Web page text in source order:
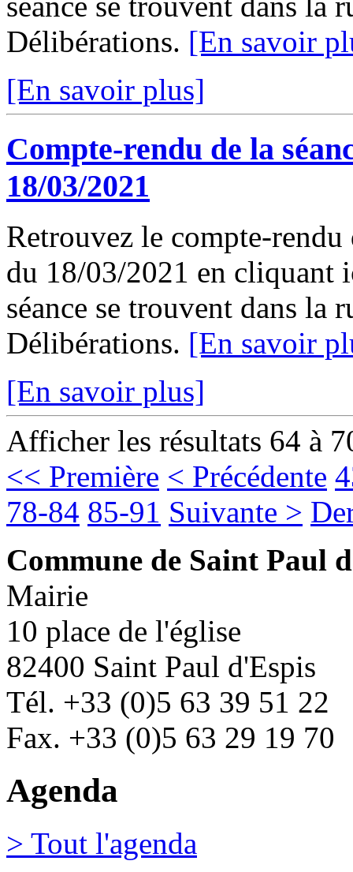
Délibérations. [En savoir
[En savoir plus]
Compte-rendu de la
18/03/2021
Retrouvez le compte-
du 18/03/2021 en cliquant
séance se trouvent dans
Délibérations. [En savoir
[En savoir plus]
Afficher les résultats 64 à
<< Première < Précédente
78-84 85-91 Suivante >
Commune de Saint Paul
Mairie
10 place de l'église
82400 Saint Paul d'Espis
Tél. +33 (0)5 63 39 51 22
Fax. +33 (0)5 63 29 19 70
Agenda
> Tout l'agenda